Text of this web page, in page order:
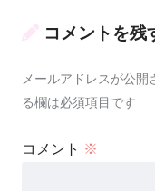
コメントを残
メールアドレスが公開
る欄は必須項目です
コメント ※